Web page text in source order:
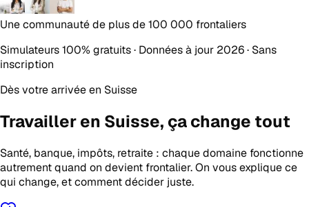
Une communauté de plus de100 000 frontaliers
Simulateurs 100% gratuits · Données à jour 2026 · Sans
inscription
Dès votre arrivée en Suisse
Travailler en Suisse, ça change tout
Santé, banque, impôts, retraite : chaque domaine fonctionne
autrement quand on devient frontalier. On vous explique ce
qui change, et comment décider juste.